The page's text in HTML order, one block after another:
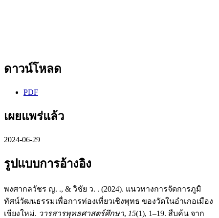
ดาวน์โหลด
PDF
เผยแพร่แล้ว
2024-06-29
รูปแบบการอ้างอิง
พงศากลวัชร ญ. ., & วิชัย ว. . (2024). แนวทางการจัดการภูมิ
ทัศน์วัฒนธรรมเพื่อการท่องเที่ยวเชิงพุทธ ของวัดในอำเภอเมือง
เชียงใหม่. วารสารพุทธศาสตร์ศึกษา, 15(1), 1–19. สืบค้น จาก